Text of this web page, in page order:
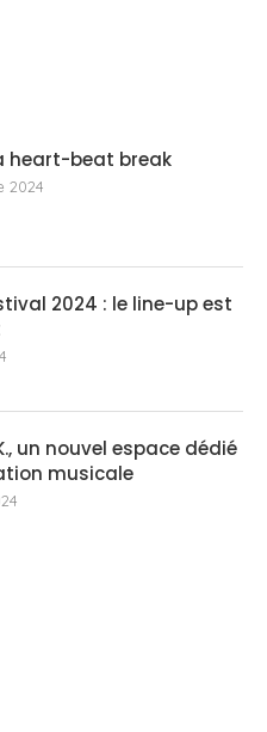
heart-beat break
2024
2024 : le line-up est
un nouvel espace dédié
musicale